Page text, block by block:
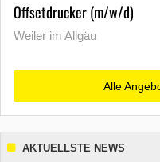
Offsetdrucker (m/w/d)
Weiler im Allgäu
Alle
AKTUELLSTE NEWS